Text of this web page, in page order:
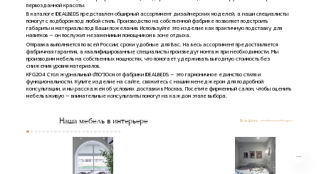
первозданной красоты.
В каталоге IDEALBEDS представлен обширный ассортимент дизайнерских моделей, а наши специалисты
помогут с подбором под любой стиль. Производство на собственной фабрике позволяет подстроить
габариты и материалы под Ваши пожелания. Используйте это изделие как практичную подставку для
напитков — он послужит незаменимым помощником в зоне отдыха.
Отправка выполняется по всей России; сроки удобные для Вас. На весь ассортимент предоставляется
фабричная гарантия, а квалифицированные специалисты произведут монтаж при необходимости. Мы
производим мебель на собственных мощностях, что помогает удерживать выгодную стоимость без
снижения уровня материалов.
KFG204 Стол журнальный d110*30см от фабрики IDEALBEDS — это гармоничное единство стиля и
функциональности. Купите изделие на сайте, свяжитесь с нашим менеджером для подробной
консультации, и мы расскажем об условиях доставки в Москва. Посетите фирменный салон, чтобы оценить
мебель вживую — внимательные консультанты помогут на каждом этапе выбора.
Наша мебель в интерьере Все фото